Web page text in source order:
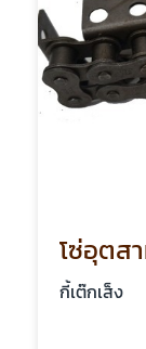
โซ่อุตส
กี้เต๊กเส็ง